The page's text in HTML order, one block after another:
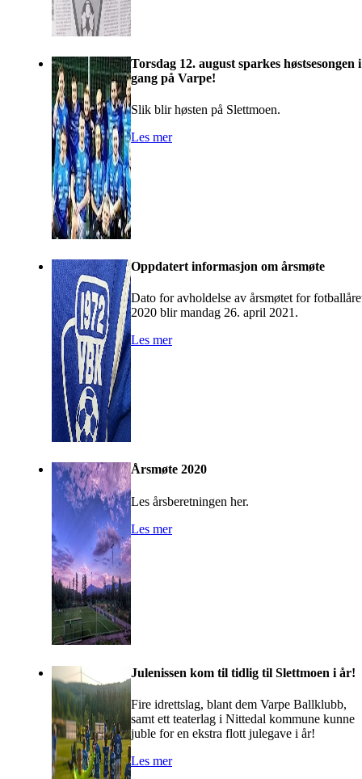
Torsdag 12. august sparkes høstsesongen i
gang på Varpe!
Slik blir høsten på Slettmoen.
Les mer
Oppdatert informasjon om årsmøte
Dato for avholdelse av årsmøtet for
2020 blir mandag 26. april 2021.
Les mer
Årsmøte 2020
Les årsberetningen her.
Les mer
Julenissen kom til tidlig til Slettmoen i år!
Fire idrettslag, blant dem Varpe Ballklubb,
samt ett teaterlag i Nittedal kommune kunne
juble for en ekstra flott julegave i år!
Les mer